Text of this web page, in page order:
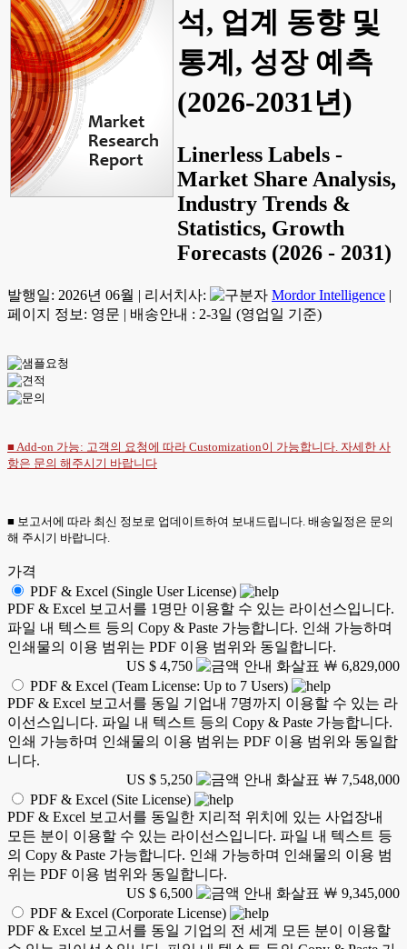
석, 업계 동향 및
통계, 성장 예측
(2026-2031년)
Linerless Labels -
Market Share Analysis,
Industry Trends &
Statistics, Growth
Forecasts (2026 - 2031)
발행일: 2026년 06월 | 리서치사: Mordor Intelligence |
페이지 정보: 영문 | 배송안내 : 2-3일 (영업일 기준)
■ Add-on 가능: 고객의 요청에 따라 Customization이 가능합니다. 자세한 사
항은 문의 해주시기 바랍니다
■ 보고서에 따라 최신 정보로 업데이트하여 보내드립니다. 배송일정은 문의
해 주시기 바랍니다.
가격
PDF & Excel (Single User License)
PDF & Excel 보고서를 1명만 이용할 수 있는 라이선스입니다.
파일 내 텍스트 등의 Copy & Paste 가능합니다. 인쇄 가능하며
인쇄물의 이용 범위는 PDF 이용 범위와 동일합니다.
US $ 4,750
￦ 6,829,000
PDF & Excel (Team License: Up to 7 Users)
PDF & Excel 보고서를 동일 기업내 7명까지 이용할 수 있는 라
이선스입니다. 파일 내 텍스트 등의 Copy & Paste 가능합니다.
인쇄 가능하며 인쇄물의 이용 범위는 PDF 이용 범위와 동일합
니다.
US $ 5,250
￦ 7,548,000
PDF & Excel (Site License)
PDF & Excel 보고서를 동일한 지리적 위치에 있는 사업장내
모든 분이 이용할 수 있는 라이선스입니다. 파일 내 텍스트 등
의 Copy & Paste 가능합니다. 인쇄 가능하며 인쇄물의 이용 범
위는 PDF 이용 범위와 동일합니다.
US $ 6,500
￦ 9,345,000
PDF & Excel (Corporate License)
PDF & Excel 보고서를 동일 기업의 전 세계 모든 분이 이용할